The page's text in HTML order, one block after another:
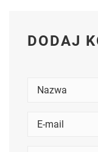
DODAJ